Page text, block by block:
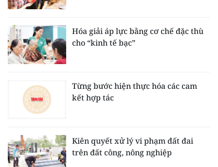
Hóa giải áp lực bằng cơ chế đặc thù
cho “kinh tế bạc”
Từng bước hiện thực hóa các cam
kết hợp tác
Kiên quyết xử lý vi phạm đất đai
trên đất công, nông nghiệp